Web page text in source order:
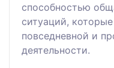
способностью
ситуаций,
повседневной и
деятельности.